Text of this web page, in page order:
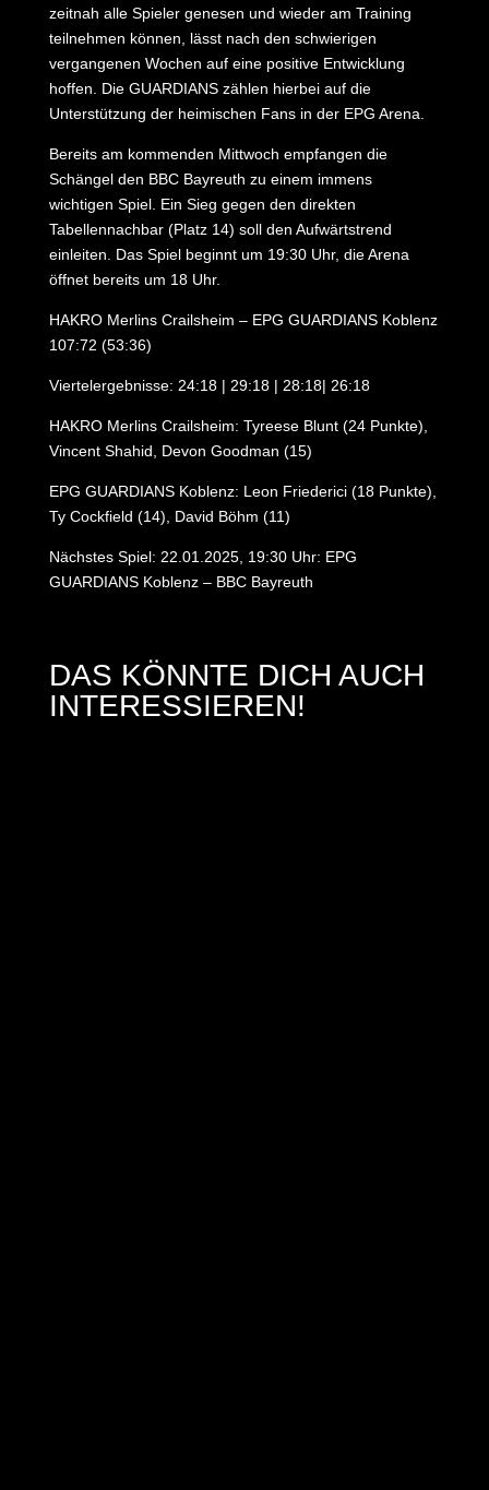
zeitnah alle Spieler genesen und wieder am Training
teilnehmen können, lässt nach den schwierigen
vergangenen Wochen auf eine positive Entwicklung
hoffen. Die GUARDIANS zählen hierbei auf die
Unterstützung der heimischen Fans in der EPG Arena.
Bereits am kommenden Mittwoch empfangen die
Schängel den BBC Bayreuth zu einem immens
wichtigen Spiel. Ein Sieg gegen den direkten
Tabellennachbar (Platz 14) soll den Aufwärtstrend
einleiten. Das Spiel beginnt um 19:30 Uhr, die Arena
öffnet bereits um 18 Uhr.
HAKRO Merlins Crailsheim – EPG GUARDIANS Koblenz
107:72 (53:36)
Viertelergebnisse: 24:18 | 29:18 | 28:18| 26:18
HAKRO Merlins Crailsheim: Tyreese Blunt (24 Punkte),
Vincent Shahid, Devon Goodman (15)
EPG GUARDIANS Koblenz: Leon Friederici (18 Punkte),
Ty Cockfield (14), David Böhm (11)
Nächstes Spiel: 22.01.2025, 19:30 Uhr: EPG
GUARDIANS Koblenz – BBC Bayreuth
DAS KÖNNTE DICH AUCH
INTERESSIEREN!